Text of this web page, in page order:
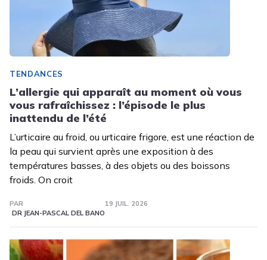
TENDANCES
L’allergie qui apparaît au moment où vous
vous rafraîchissez : l’épisode le plus
inattendu de l’été
L’urticaire au froid, ou urticaire frigore, est une réaction de
la peau qui survient après une exposition à des
températures basses, à des objets ou des boissons
froids. On croit
PAR
DR JEAN-PASCAL DEL BANO
19 JUIL. 2026